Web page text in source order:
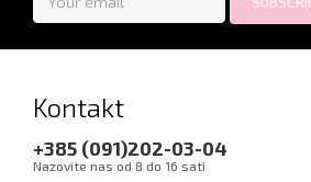
Kontakt
+385 (091)202-03-04
Nazovite nas od 8 do 16 sati